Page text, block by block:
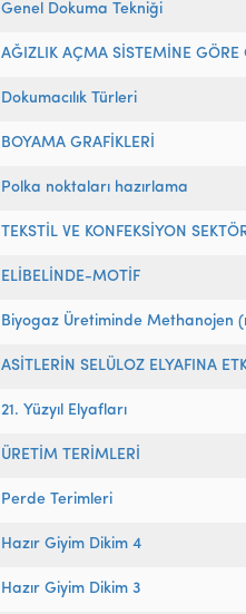
Genel Dokuma Tekniği
AĞIZLIK AÇMA SİSTEMİNE
Dokumacılık Türleri
BOYAMA GRAFİKLERİ
Polka noktaları hazırlama
TEKSTİL VE KONFEKSİYON
ELİBELİNDE-MOTİF
Biyogaz Üretiminde Methanojen
ASİTLERİN SELÜLOZ ELYAFINA
21. Yüzyıl Elyafları
ÜRETİM TERİMLERİ
Perde Terimleri
Hazır Giyim Dikim 4
Hazır Giyim Dikim 3